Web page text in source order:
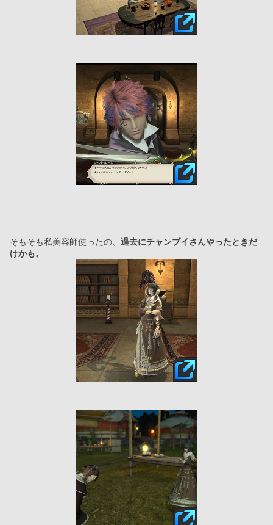
そもそも私美容師使ったの、 過去にチャンブイさんやったときだ
けかも。